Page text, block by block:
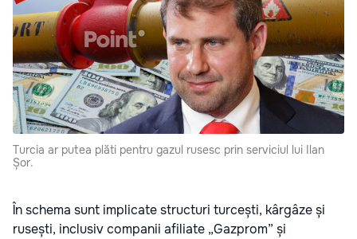
Turcia ar putea plăti pentru gazul rusesc prin serviciul lui Ilan
Șor.
În schema sunt implicate structuri turcești, kârgâze și
rusești, inclusiv companii afiliate „Gazprom” și